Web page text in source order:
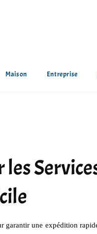
Maison Entreprise
garantir une expédition